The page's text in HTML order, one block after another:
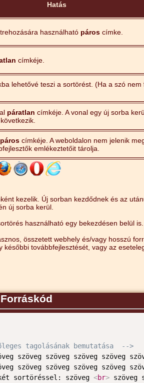
Hatás
használható páros címke.
címkéje.
lehetővé teszi a sortörést. (Ha a szó nem
páratlan címkéje. A vonal egy új sorba
páros címkéje. A weboldalon nem jelenik
emlékeztetőit tárolja.
kezelik. Új sorban kezdődnek és az
új sorba kerül.
használható egy bekezdésen belül is.
összetett webhely és/vagy hosszú
továbbfejlesztését, vagy az
Forráskód
tagolásának bemutatása  -->
szöveg szöveg szöveg szöveg
szöveg szöveg szöveg szöveg
két sortöréssel: szöveg <br> szöveg